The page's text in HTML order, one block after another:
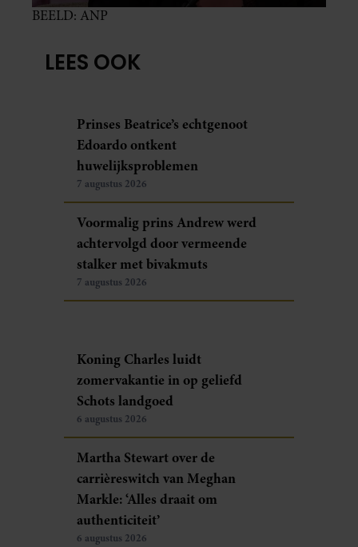
BEELD: ANP
LEES OOK
Prinses Beatrice’s echtgenoot
Edoardo ontkent
huwelijksproblemen
7 augustus 2026
Voormalig prins Andrew werd
achtervolgd door vermeende
stalker met bivakmuts
7 augustus 2026
Koning Charles luidt
zomervakantie in op geliefd
Schots landgoed
6 augustus 2026
Martha Stewart over de
carrièreswitch van Meghan
Markle: ‘Alles draait om
authenticiteit’
6 augustus 2026